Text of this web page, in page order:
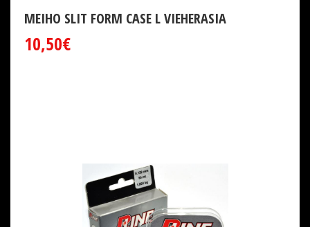
MEIHO SLIT FORM CASE L VIEHERASIA
10,50€